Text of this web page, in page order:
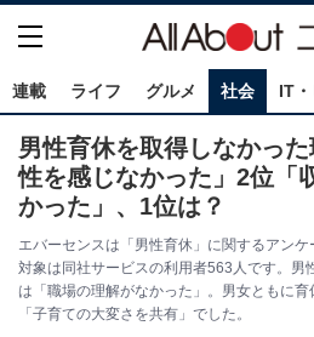
連載 ライフ グルメ 社会 IT
男性育休を取得しなかっ
性を感じなかった」2位「
かった」、1位は？
エバーセンスは「男性育休」に関するアン
対象は同社サービスの利用者563人です。男
は「職場の理解がなかった」。男女ともに
「子育ての大変さを共有」でした。